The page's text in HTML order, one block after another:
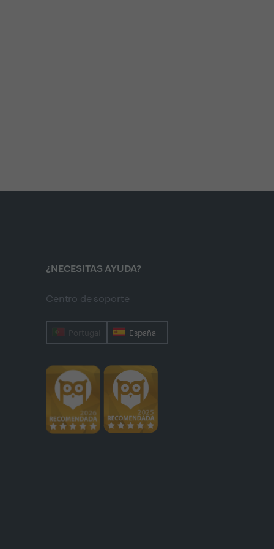
¿NECESITAS AYUDA?
Centro de soporte
Portugal España